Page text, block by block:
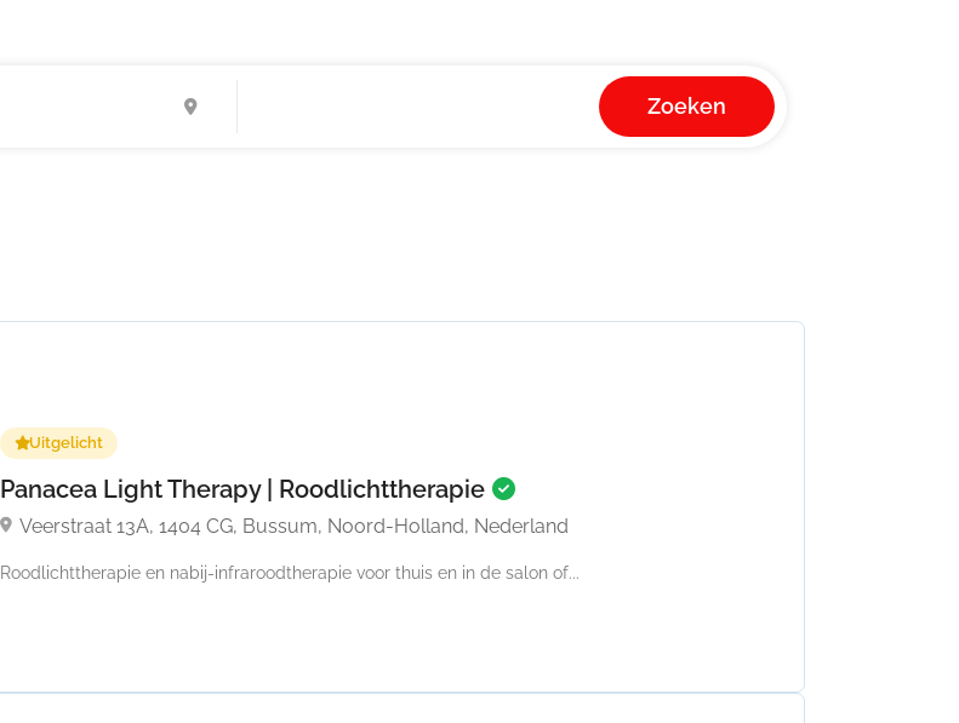
Zoeken
Uitgelicht
Panacea Light Therapy | Roodlichttherapie
Veerstraat 13A, 1404 CG, Bussum, Noord-Holland, Nederland
Roodlichttherapie en nabij-infraroodtherapie voor thuis en in de salon of...